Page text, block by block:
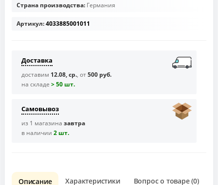
Страна производства: Германия
Артикул:4033885001011
Доставка
доставим 12.08, ср., от500 руб.
на складе > 50 шт.
Самовывоз
из 1 магазина завтра
в наличии 2 шт.
Описание Характеристики Вопрос о товаре (0)